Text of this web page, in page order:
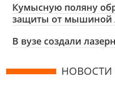
Кумысную поляну
защиты от мышиной
В вузе создали
НОВОСТИ